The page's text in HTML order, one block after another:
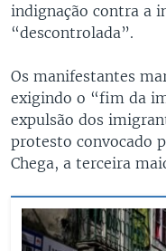
indignação contra a
“descontrolada”.
Os manifestantes
exigindo o “fim da
expulsão dos
protesto convocado
Chega, a terceira